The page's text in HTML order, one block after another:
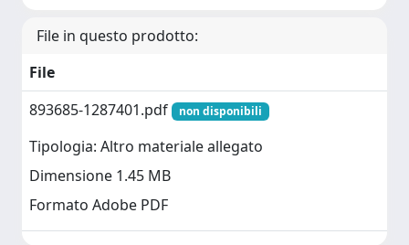
File in questo prodotto:
File
893685-1287401.pdf
non disponibili
Tipologia: Altro materiale allegato
Dimensione 1.45 MB
Formato Adobe PDF